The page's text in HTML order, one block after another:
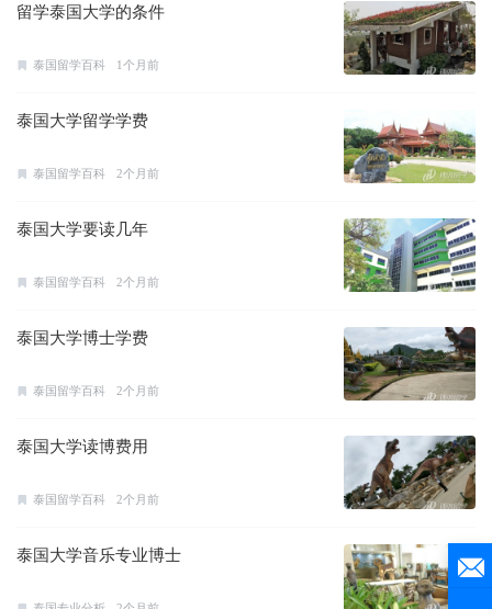
留学泰国大学的条件
泰国留学百科 1个月前
泰国大学留学学费
泰国留学百科 2个月前
泰国大学要读几年
泰国留学百科 2个月前
泰国大学博士学费
泰国留学百科 2个月前
泰国大学读博费用
泰国留学百科 2个月前
泰国大学音乐专业博士